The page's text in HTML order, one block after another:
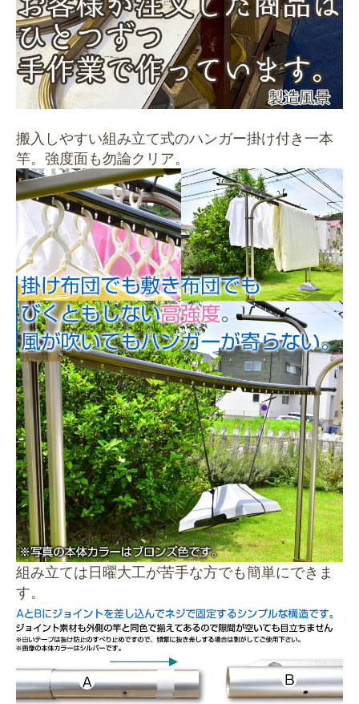
搬入しやすい組み立て式のハンガー掛け付き一本
竿。強度面も勿論クリア。
組み立ては日曜大工が苦手な方でも簡単にできま
す。